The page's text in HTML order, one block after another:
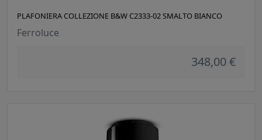
PLAFONIERA COLLEZIONE B&W C2333-02 SMALTO BIANCO
Ferroluce
348,00 €